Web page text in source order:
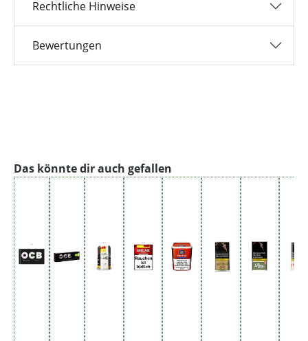
Rechtliche Hinweise
Bewertungen
Produktgalerie überspringen
Das könnte dir auch gefallen